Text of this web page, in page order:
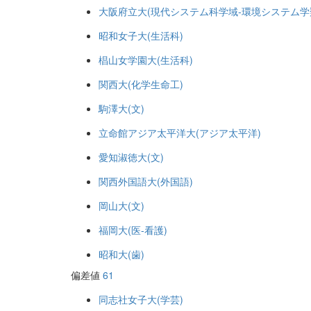
大阪府立大(現代システム科学域-環境システム
昭和女子大(生活科)
椙山女学園大(生活科)
関西大(化学生命工)
駒澤大(文)
立命館アジア太平洋大(アジア太平洋)
愛知淑徳大(文)
関西外国語大(外国語)
岡山大(文)
福岡大(医-看護)
昭和大(歯)
偏差値 61
同志社女子大(学芸)